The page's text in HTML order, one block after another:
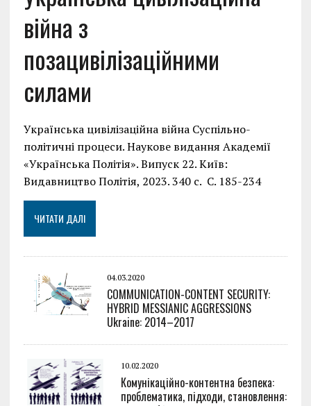
війна з
позацивілізаційними
силами
Українська цивілізаційна війна Суспільно-
політичні процеси. Наукове видання Академії
«Українська Політія». Випуск 22. Київ:
Видавництво Політія, 2023. 340 с. С. 185-234
ЧИТАТИ ДАЛІ
04.03.2020
COMMUNICATION-CONTENT SECURITY:
HYBRID MESSIANIC AGGRESSIONS
Ukraine: 2014–2017
10.02.2020
Комунікаційно-контентна безпека:
проблематика, підходи, становлення: